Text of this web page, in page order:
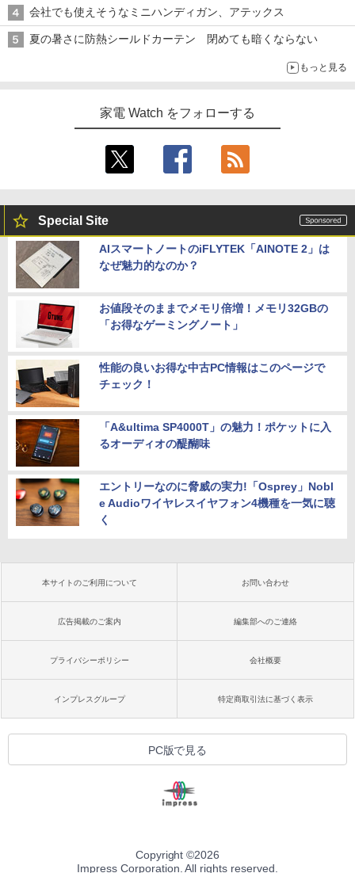
会社でも使えそうなミニハンディガン、アテックス
夏の暑さに防熱シールドカーテン 閉めても暗くならない
もっと見る
家電 Watch をフォローする
Special Site
AIスマートノートのiFLYTEK「AINOTE 2」は
なぜ魅力的なのか？
お値段そのままでメモリ倍増！メモリ32GBの
「お得なゲーミングノート」
性能の良いお得な中古PC情報はこのページで
チェック！
「A&ultima SP4000T」の魅力！ポケットに入
るオーディオの醍醐味
エントリーなのに脅威の実力!「Osprey」Nobl
e Audioワイヤレスイヤフォン4機種を一気に聴
く
本サイトのご利用について お問い合わせ
広告掲載のご案内 編集部へのご連絡
プライバシーポリシー 会社概要
インプレスグループ 特定商取引法に基づく表示
PC版で見る
Copyright ©2026
Impress Corporation. All rights reserved.